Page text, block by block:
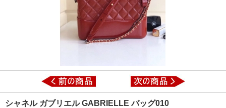
シャネル ガブリエル GABRIELLE バッグ010